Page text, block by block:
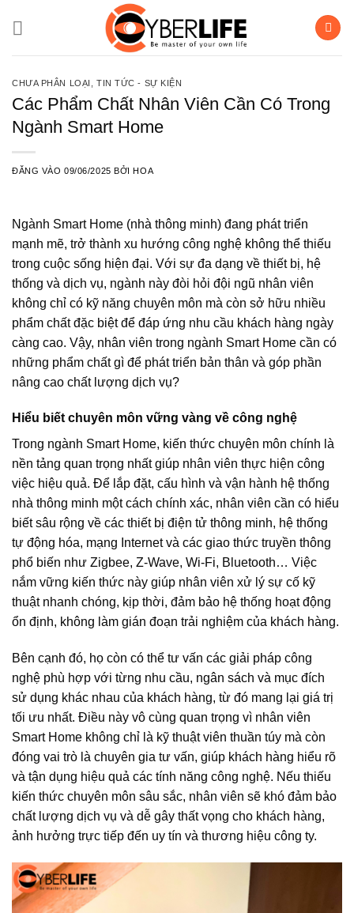
CHƯA PHÂN LOẠI TIN TỨC - SỰ KIỆN
Các Phẩm Chất Nhân Viên Cần Có Trong
Ngành Smart Home
ĐĂNG VÀO09/06/2025 BỞIHOA
Ngành Smart Home (nhà thông minh) đang phát triển
mạnh mẽ, trở thành xu hướng công nghệ không thể thiếu
trong cuộc sống hiện đại. Với sự đa dạng về thiết bị, hệ
thống và dịch vụ, ngành này đòi hỏi đội ngũ nhân viên
không chỉ có kỹ năng chuyên môn mà còn sở hữu nhiều
phẩm chất đặc biệt để đáp ứng nhu cầu khách hàng ngày
càng cao. Vậy, nhân viên trong ngành Smart Home cần có
những phẩm chất gì để phát triển bản thân và góp phần
nâng cao chất lượng dịch vụ?
Hiểu biết chuyên môn vững vàng về công nghệ
Trong ngành Smart Home, kiến thức chuyên môn chính là
nền tảng quan trọng nhất giúp nhân viên thực hiện công
việc hiệu quả. Để lắp đặt, cấu hình và vận hành hệ thống
nhà thông minh một cách chính xác, nhân viên cần có hiểu
biết sâu rộng về các thiết bị điện tử thông minh, hệ thống
tự động hóa, mạng Internet và các giao thức truyền thông
phổ biến như Zigbee, Z-Wave, Wi-Fi, Bluetooth… Việc
nắm vững kiến thức này giúp nhân viên xử lý sự cố kỹ
thuật nhanh chóng, kịp thời, đảm bảo hệ thống hoạt động
ổn định, không làm gián đoạn trải nghiệm của khách hàng.
Bên cạnh đó, họ còn có thể tư vấn các giải pháp công
nghệ phù hợp với từng nhu cầu, ngân sách và mục đích
sử dụng khác nhau của khách hàng, từ đó mang lại giá trị
tối ưu nhất. Điều này vô cùng quan trọng vì nhân viên
Smart Home không chỉ là kỹ thuật viên thuần túy mà còn
đóng vai trò là chuyên gia tư vấn, giúp khách hàng hiểu rõ
và tận dụng hiệu quả các tính năng công nghệ. Nếu thiếu
kiến thức chuyên môn sâu sắc, nhân viên sẽ khó đảm bảo
chất lượng dịch vụ và dễ gây thất vọng cho khách hàng,
ảnh hưởng trực tiếp đến uy tín và thương hiệu công ty.